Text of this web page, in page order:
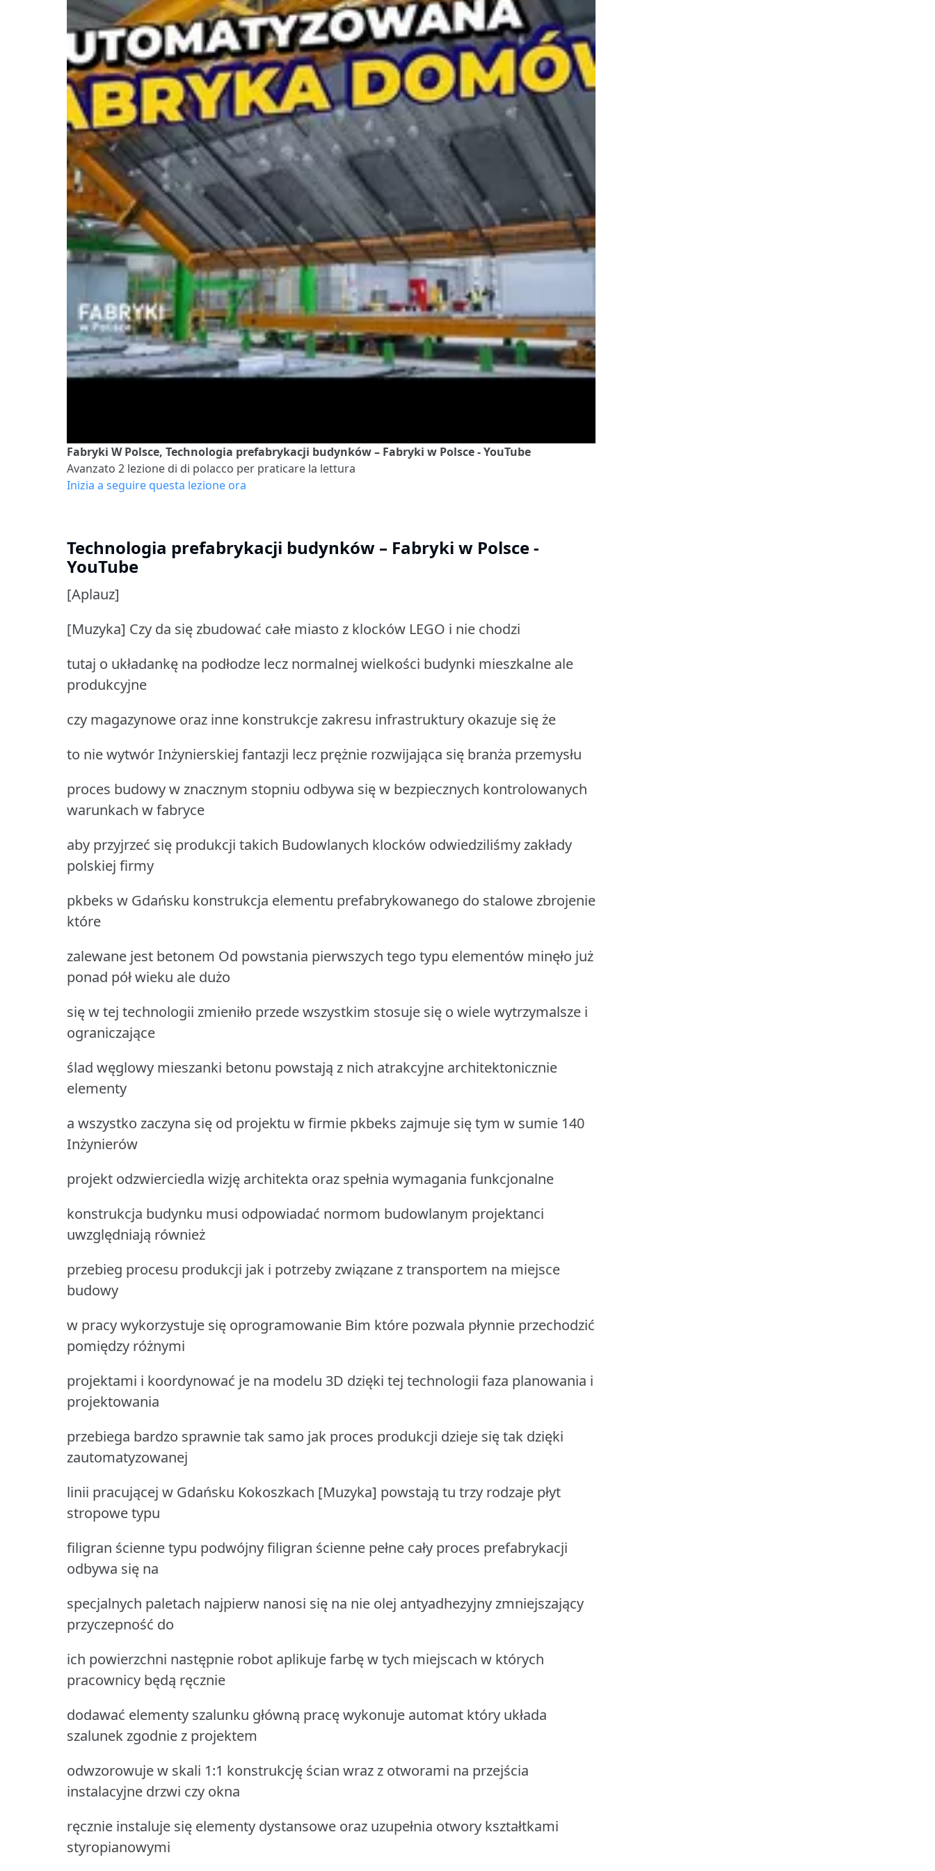
Fabryki W Polsce, Technologia prefabrykacji budynków – Fabryki w Polsce - YouTube
Avanzato 2 lezione di di polacco per praticare la lettura
Inizia a seguire questa lezione ora
Technologia prefabrykacji budynków – Fabryki w Polsce -
YouTube
[Aplauz]
[Muzyka] Czy da się zbudować całe miasto z klocków LEGO i nie chodzi
tutaj o układankę na podłodze lecz normalnej wielkości budynki mieszkalne ale
produkcyjne
czy magazynowe oraz inne konstrukcje zakresu infrastruktury okazuje się że
to nie wytwór Inżynierskiej fantazji lecz prężnie rozwijająca się branża przemysłu
proces budowy w znacznym stopniu odbywa się w bezpiecznych kontrolowanych
warunkach w fabryce
aby przyjrzeć się produkcji takich Budowlanych klocków odwiedziliśmy zakłady
polskiej firmy
pkbeks w Gdańsku konstrukcja elementu prefabrykowanego do stalowe zbrojenie
które
zalewane jest betonem Od powstania pierwszych tego typu elementów minęło już
ponad pół wieku ale dużo
się w tej technologii zmieniło przede wszystkim stosuje się o wiele wytrzymalsze i
ograniczające
ślad węglowy mieszanki betonu powstają z nich atrakcyjne architektonicznie
elementy
a wszystko zaczyna się od projektu w firmie pkbeks zajmuje się tym w sumie 140
Inżynierów
projekt odzwierciedla wizję architekta oraz spełnia wymagania funkcjonalne
konstrukcja budynku musi odpowiadać normom budowlanym projektanci
uwzględniają również
przebieg procesu produkcji jak i potrzeby związane z transportem na miejsce
budowy
w pracy wykorzystuje się oprogramowanie Bim które pozwala płynnie przechodzić
pomiędzy różnymi
projektami i koordynować je na modelu 3D dzięki tej technologii faza planowania i
projektowania
przebiega bardzo sprawnie tak samo jak proces produkcji dzieje się tak dzięki
zautomatyzowanej
linii pracującej w Gdańsku Kokoszkach [Muzyka] powstają tu trzy rodzaje płyt
stropowe typu
filigran ścienne typu podwójny filigran ścienne pełne cały proces prefabrykacji
odbywa się na
specjalnych paletach najpierw nanosi się na nie olej antyadhezyjny zmniejszający
przyczepność do
ich powierzchni następnie robot aplikuje farbę w tych miejscach w których
pracownicy będą ręcznie
dodawać elementy szalunku główną pracę wykonuje automat który układa
szalunek zgodnie z projektem
odwzorowuje w skali 1:1 konstrukcję ścian wraz z otworami na przejścia
instalacyjne drzwi czy okna
ręcznie instaluje się elementy dystansowe oraz uzupełnia otwory kształtkami
styropianowymi